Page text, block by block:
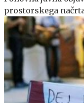
prostorskega